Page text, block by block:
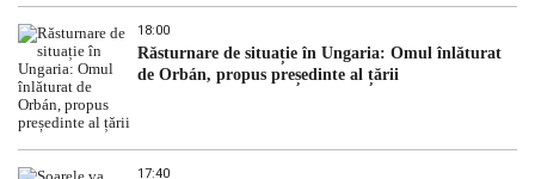
18:00
Răsturnare de situație în Ungaria: Omul înlăturat
de Orbán, propus președinte al țării
17:40